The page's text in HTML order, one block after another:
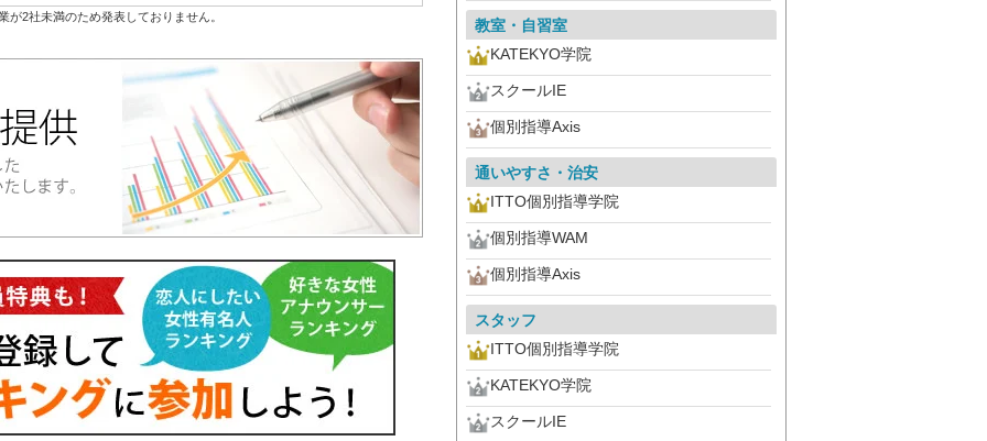
2社未満のため発表しておりません。
教室・自習室
KATEKYO学院
スクールIE
個別指導Axis
通いやすさ・治安
ITTO個別指導学院
個別指導WAM
個別指導Axis
スタッフ
ITTO個別指導学院
KATEKYO学院
スクールIE